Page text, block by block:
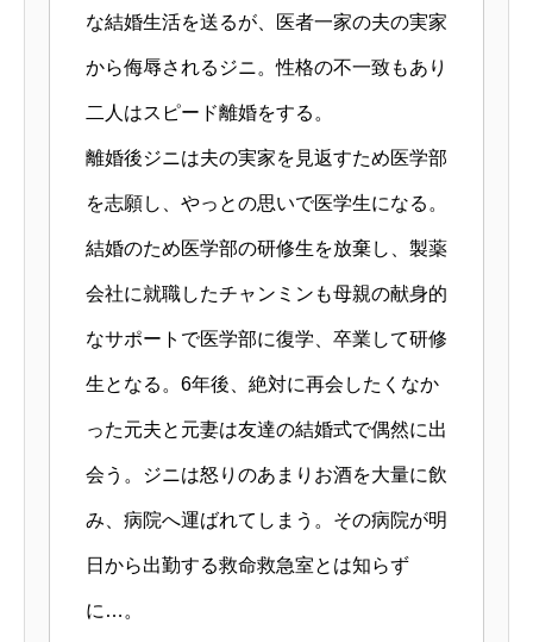
な結婚生活を送るが、医者一家の夫の実家
から侮辱されるジニ。性格の不一致もあり
二人はスピード離婚をする。
離婚後ジニは夫の実家を見返すため医学部
を志願し、やっとの思いで医学生になる。
結婚のため医学部の研修生を放棄し、製薬
会社に就職したチャンミンも母親の献身的
なサポートで医学部に復学、卒業して研修
生となる。6年後、絶対に再会したくなか
った元夫と元妻は友達の結婚式で偶然に出
会う。ジニは怒りのあまりお酒を大量に飲
み、病院へ運ばれてしまう。その病院が明
日から出勤する救命救急室とは知らず
に…。